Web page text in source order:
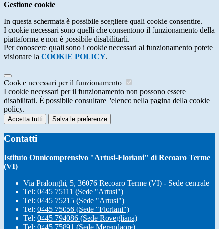
Gestione cookie
In questa schermata è possibile scegliere quali cookie consentire.
I cookie necessari sono quelli che consentono il funzionamento della
piattaforma e non è possibile disabilitarli.
Per conoscere quali sono i cookie necessari al funzionamento potete
visionare la COOKIE POLICY.
Cookie necessari per il funzionamento
I cookie necessari per il funzionamento non possono essere
disabilitati. È possibile consultare l'elenco nella pagina della cookie
policy.
Accetta tutti Salva le preferenze
Contatti
Istituto Onnicomprensivo "Artusi-Floriani" di Recoaro Terme
(VI)
Via Pralonghi, 5, 36076 Recoaro Terme (VI) - Sede centrale
Tel: 0445 75111 (Sede "Artusi")
Tel: 0445 75215 (Sede "Artusi")
Tel: 0445 75056 (Sede "Floriani")
Tel: 0445 794086 (Sede Rovegliana)
Tel: 0445 75891 (Sede Merendaore)